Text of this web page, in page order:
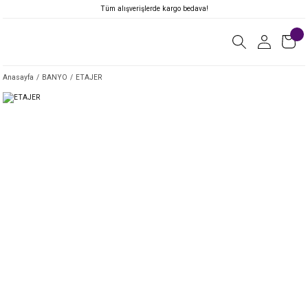
Tüm alışverişlerde kargo bedava!
Anasayfa BANYO ETAJER